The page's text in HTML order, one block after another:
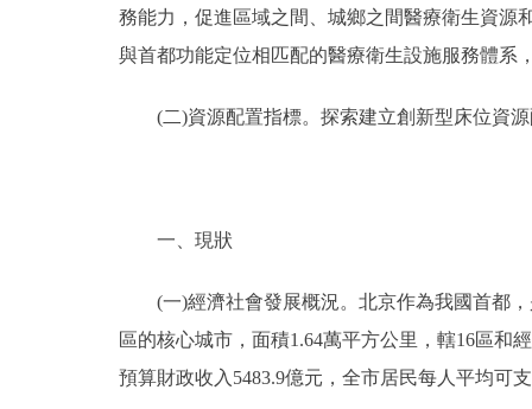
務能力，促進區域之間、城鄉之間醫療衛生資源
與首都功能定位相匹配的醫療衛生設施服務體系
(二)資源配置指標。探索建立創新型床位資源
一、現狀
(一)經濟社會發展概況。北京作為我國首都，
區的核心城市，面積1.64萬平方公里，轄16區和
預算財政收入5483.9億元，全市居民每人平均可